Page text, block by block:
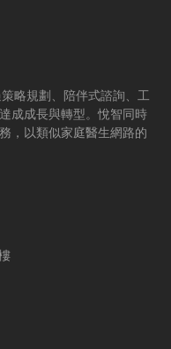
略規劃、陪伴式諮詢、工
成成長與轉型。悅智同時
，以類似家庭醫生網路的